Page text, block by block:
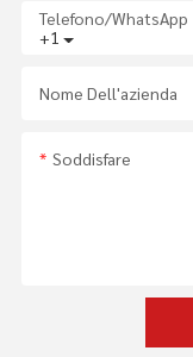
+1
Telefono/WhatsApp
Nome Dell'azienda
Soddisfare